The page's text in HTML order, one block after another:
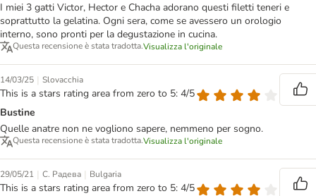
I miei 3 gatti Victor, Hector e Chacha adorano questi filetti teneri e
soprattutto la gelatina. Ogni sera, come se avessero un orologio
interno, sono pronti per la degustazione in cucina.
Questa recensione è stata tradotta.Visualizza l'originale
14/03/25 | Slovacchia
This is a stars rating area from zero to 5: 4/5
Bustine
Quelle anatre non ne vogliono sapere, nemmeno per sogno.
Questa recensione è stata tradotta.Visualizza l'originale
29/05/21 | С. Радева | Bulgaria
This is a stars rating area from zero to 5: 4/5